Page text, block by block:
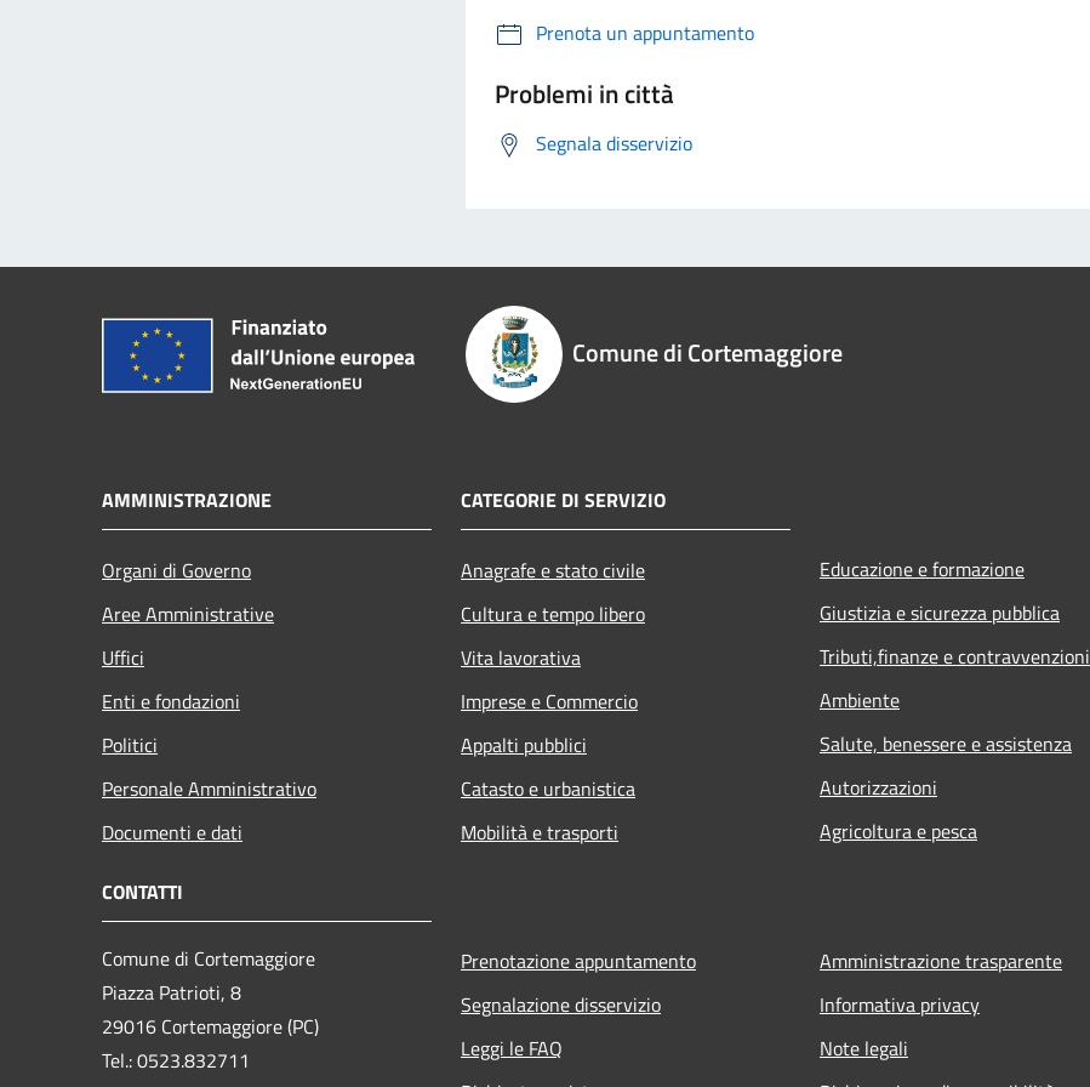
Prenota un appuntamento
Problemi in città
Segnala disservizio
Comune di Cortemaggiore
AMMINISTRAZIONE
Organi di Governo
Aree Amministrative
Uffici
Enti e fondazioni
Politici
Personale Amministrativo
Documenti e dati
CATEGORIE DI SERVIZIO
Anagrafe e stato civile
Cultura e tempo libero
Vita lavorativa
Imprese e Commercio
Appalti pubblici
Catasto e urbanistica
Mobilità e trasporti
Educazione e formazione
Giustizia e sicurezza pubblica
Tributi,finanze e contravvenzioni
Ambiente
Salute, benessere e assistenza
Autorizzazioni
Agricoltura e pesca
CONTATTI
Comune di Cortemaggiore
Piazza Patrioti, 8
29016 Cortemaggiore (PC)
Tel.: 0523.832711
Prenotazione appuntamento
Segnalazione disservizio
Leggi le FAQ
Amministrazione trasparente
Informativa privacy
Note legali